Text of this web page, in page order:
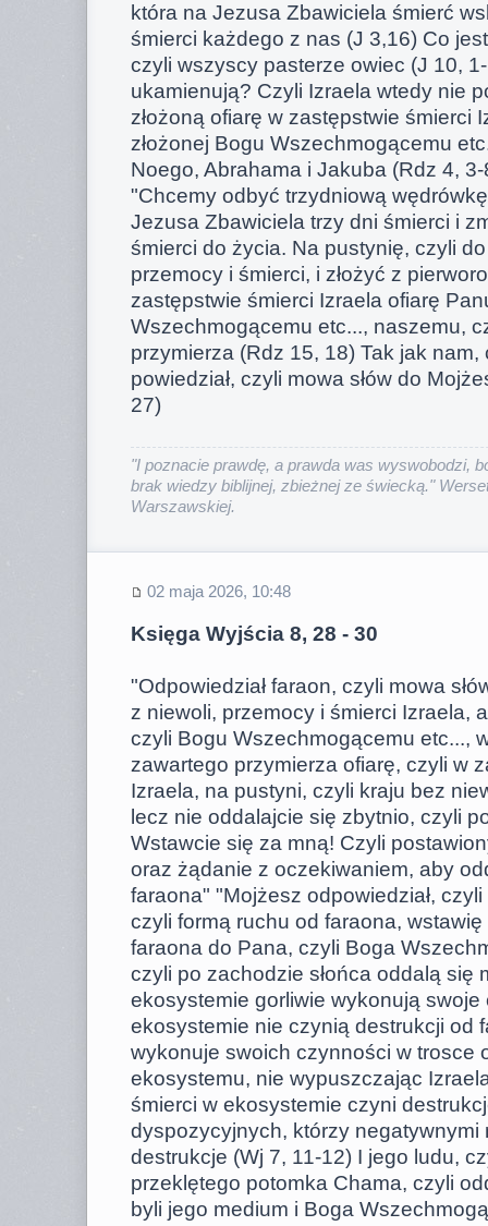
która na Jezusa Zbawiciela śmierć
śmierci każdego z nas (J 3,16) Co
czyli wszyscy pasterze owiec (J 10,
ukamienują? Czyli Izraela wtedy nie
złożoną ofiarę w zastępstwie śmierci
złożonej Bogu Wszechmogącemu
Noego, Abrahama i Jakuba (Rdz 4,
"Chcemy odbyć trzydniową
Jezusa Zbawiciela trzy dni śmierci i
śmierci do życia. Na pustynię, czyli
przemocy i śmierci, i złożyć z
zastępstwie śmierci Izraela ofiarę
Wszechmogącemu etc..., naszemu,
przymierza (Rdz 15, 18) Tak jak nam,
powiedział, czyli mowa słów do
27)
"I poznacie prawdę, a prawda was wyswobodzi,
brak wiedzy biblijnej, zbieżnej ze świecką."
Warszawskiej.
02 maja 2026, 10:48
Księga Wyjścia 8, 28 - 30
"Odpowiedział faraon, czyli mowa
z niewoli, przemocy i śmierci Izraela,
czyli Bogu Wszechmogącemu etc...,
zawartego przymierza ofiarę, czyli w
Izraela, na pustyni, czyli kraju bez
lecz nie oddalajcie się zbytnio, czyli
Wstawcie się za mną! Czyli
oraz żądanie z oczekiwaniem, aby
faraona" "Mojżesz odpowiedział,
czyli formą ruchu od faraona,
faraona do Pana, czyli Boga
czyli po zachodzie słońca oddalą się
ekosystemie gorliwie wykonują swoje
ekosystemie nie czynią destrukcji od
wykonuje swoich czynności w trosce o
ekosystemu, nie wypuszczając
śmierci w ekosystemie czyni
dyspozycyjnych, którzy negatywnymi
destrukcje (Wj 7, 11-12) I jego ludu,
przeklętego potomka Chama, czyli
byli jego medium i Boga